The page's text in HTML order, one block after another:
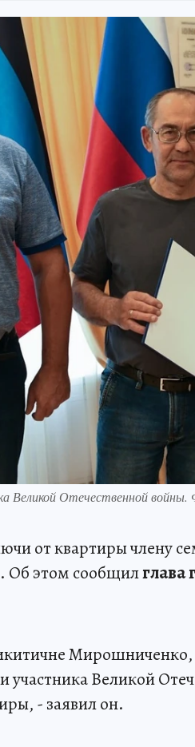
Великой Отечественной
от квартиры члену
Об этом сообщилглава
Мирошниченко,
участника Великой
- заявил он.